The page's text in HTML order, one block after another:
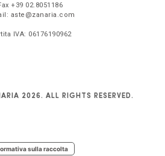
+39 02.8051186
aste@zanaria.com
IVA: 06176190962
2026. ALL RIGHTS RESERVED.
sulla raccolta